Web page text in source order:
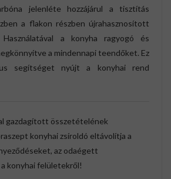
jelenléte hozzájárul a tisztítás
a flakon részben újrahasznosított
a konyha ragyogó és
a mindennapi teendőket. Ez
segítséget nyújt a konyhai rend
gazdagított összetételének
konyhai zsíroldó eltávolítja a
az odaégett
konyhai felületekről!